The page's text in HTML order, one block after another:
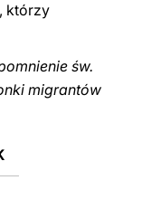
którzy
św.
migrantów